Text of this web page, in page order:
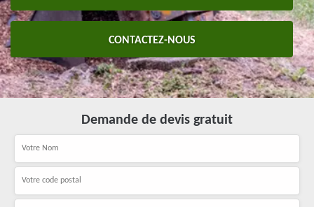
CONTACTEZ-NOUS
Demande de devis gratuit